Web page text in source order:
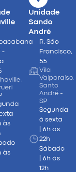
-
às
às
Unidade
Sando
André
R. São
Francisco,
55
Vila
Valparaíso,
Santo
André -
SP
Segunda
à sexta
| 6h às
22h
Sábado
| 6h às
12h